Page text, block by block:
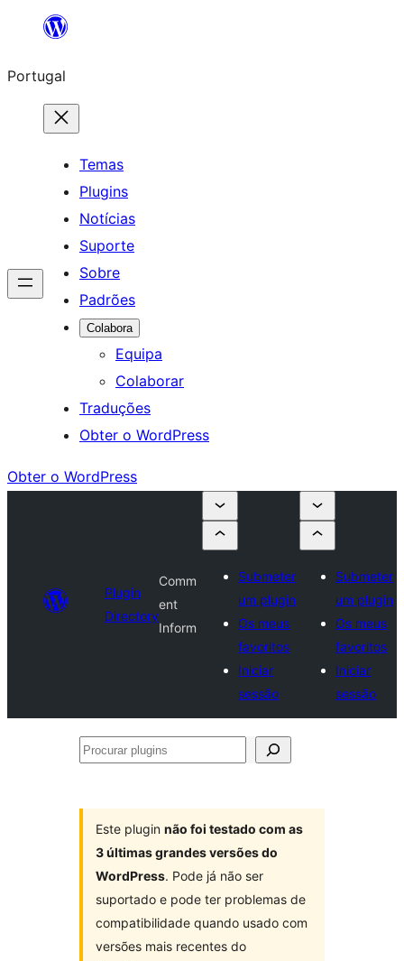
Saltar
o
conteúdo
Portugal
Temas
Plugins
Notícias
Suporte
Sobre
Padrões
Colabora
Equipa
Colaborar
Traduções
Obter o WordPress
Obter o WordPress
Plugin
Directory
Comm
ent
Inform
Submeter
um plugin
Os meus
favoritos
Iniciar
sessão
Submeter
um plugin
Os meus
favoritos
Iniciar
sessão
Procurar
Este plugin não foi testado com as
3 últimas grandes versões do
WordPress. Pode já não ser
suportado e pode ter problemas de
compatibilidade quando usado com
versões mais recentes do